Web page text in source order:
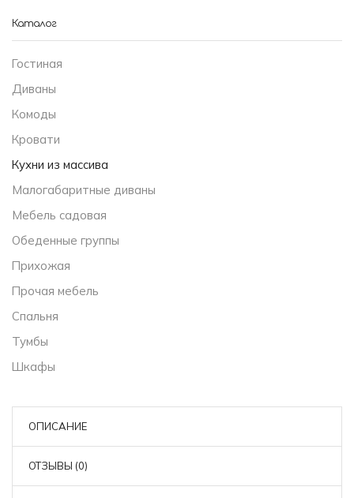
Каталог
Гостиная
Диваны
Комоды
Кровати
Кухни из массива
Малогабаритные диваны
Мебель садовая
Обеденные группы
Прихожая
Прочая мебель
Спальня
Тумбы
Шкафы
ОПИСАНИЕ
ОТЗЫВЫ (0)